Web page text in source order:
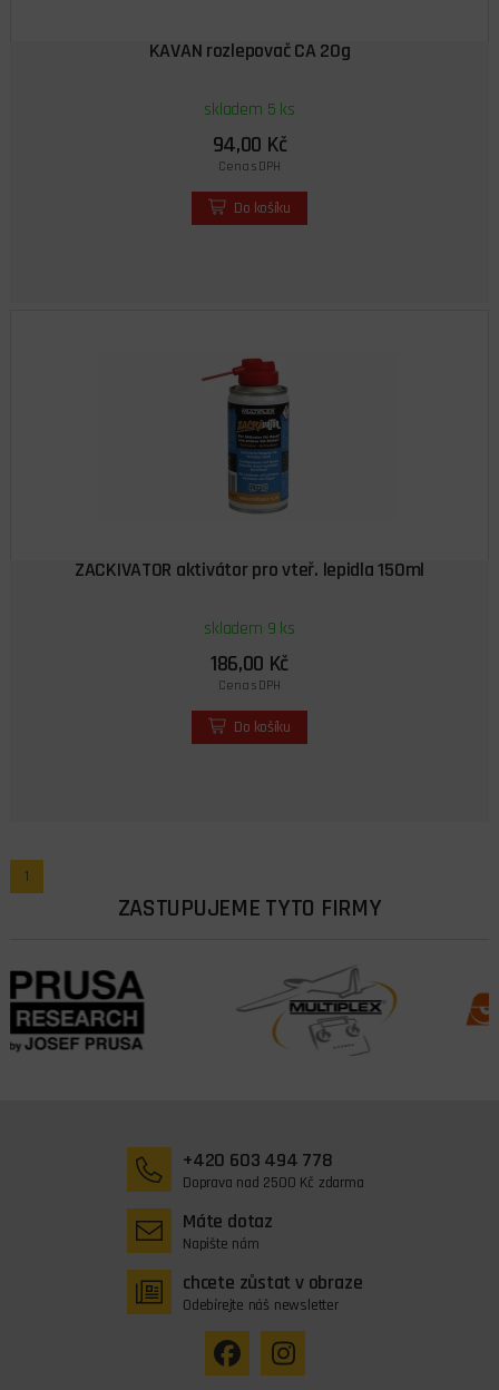
KAVAN rozlepovač CA 20g
skladem 5 ks
94,00 Kč
Cena s DPH
Do košíku
ZACKIVATOR aktivátor pro vteř. lepidla 150ml
skladem 9 ks
186,00 Kč
Cena s DPH
Do košíku
1
ZASTUPUJEME TYTO FIRMY
+420 603 494 778
Doprava nad 2500 Kč zdarma
Máte dotaz
Napište nám
chcete zůstat v obraze
Odebírejte náš newsletter